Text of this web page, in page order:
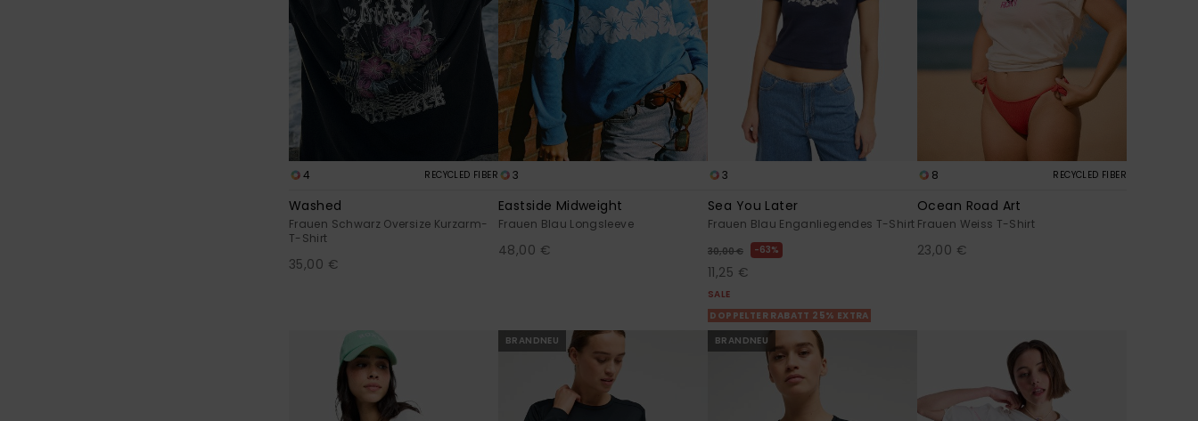
4 RECYCLED FIBER
Washed
Frauen Schwarz Oversize Kurzarm-
T-Shirt
35,00 €
3
Eastside Midweight
Frauen Blau Longsleeve
48,00 €
3
Sea You Later
Frauen Blau Enganliegendes T-Shirt
30,00 € 63%
11,25 €
SALE
DOPPELTER RABATT 25% EXTRA
8 RECYCLED FIBER
Ocean Road Art
Frauen Weiss T-Shirt
23,00 €
BRANDNEU BRANDNEU